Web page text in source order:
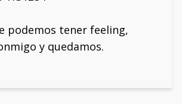
podemos tener feeling,
y quedamos.